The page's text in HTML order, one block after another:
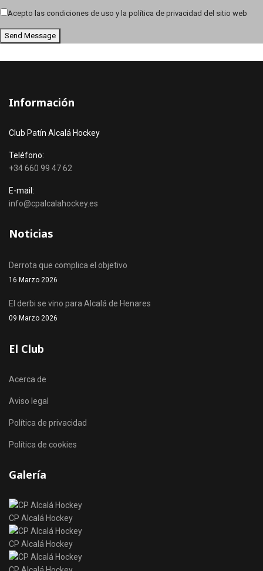
Acepto las condiciones de uso y la política de privacidad del sitio web
Send Message
Información
Club Patín Alcalá Hockey
Teléfono:
+34 660 99 47 62
E-mail:
info@cpalcalahockey.es
Noticias
Derrota que complica el objetivo
16 Marzo 2026
El derbi se vino para Alcalá de Henares
09 Marzo 2026
El Club
Acerca de
Aviso legal
Política de privacidad
Política de cookies
Galería
CP Alcalá Hockey
CP Alcalá Hockey